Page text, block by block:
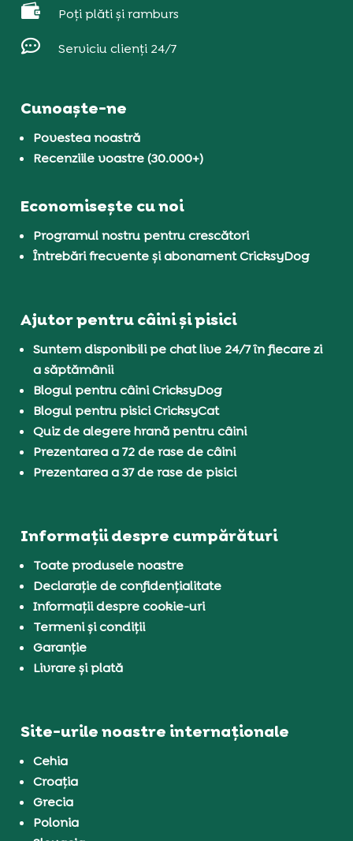
 Poți plăti și ramburs
 Serviciu clienți 24/7
Cunoaște-ne
Povestea noastră
Recenziile voastre (30.000+)
Economisește cu noi
Programul nostru pentru crescători
Întrebări frecvente și abonament CricksyDog
Ajutor pentru câini și pisici
Suntem disponibili pe chat live 24/7 în fiecare zi
a săptămânii
Blogul pentru câini CricksyDog
Blogul pentru pisici CricksyCat
Quiz de alegere hrană pentru câini
Prezentarea a 72 de rase de câini
Prezentarea a 37 de rase de pisici
Informații despre cumpărături
Toate produsele noastre
Declarație de confidențialitate
Informații despre cookie-uri
Termeni și condiții
Garanție
Livrare și plată
Site-urile noastre internaționale
Cehia
Croația
Grecia
Polonia